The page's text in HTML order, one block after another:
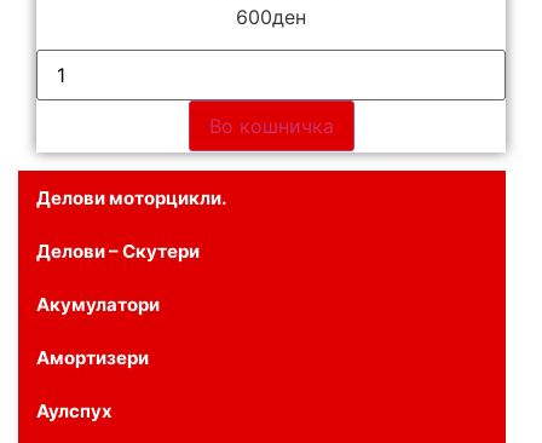
Делови моторцикли.
Делови – Скутери
Акумулатори
Амортизери
Аулспух
600ден
Во кошничка